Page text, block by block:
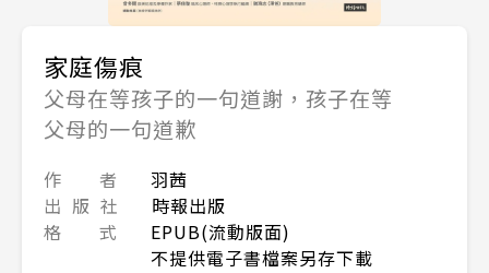
家庭傷痕
父母在等孩子的一句道謝，孩子在等
父母的一句道歉
作 者
羽茜
出 版 社
時報出版
格 式
EPUB(流動版面)
不提供電子書檔案另存下載